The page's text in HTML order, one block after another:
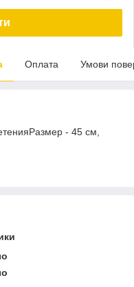
Оплата Умови
- 45 см,